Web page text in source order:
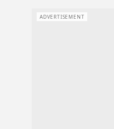
ADVERTISEMENT